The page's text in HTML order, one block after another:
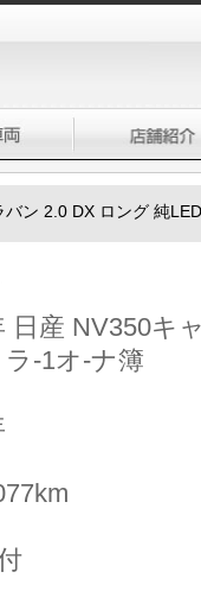
ン 2.0 DX ロング 純
日産 NV350キ
-1オ-ナ簿